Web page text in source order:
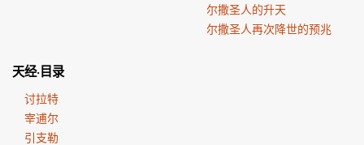
尔撒圣人的升天
尔撒圣人再次降世的预兆
天经·目录
讨拉特
宰逋尔
引支勒